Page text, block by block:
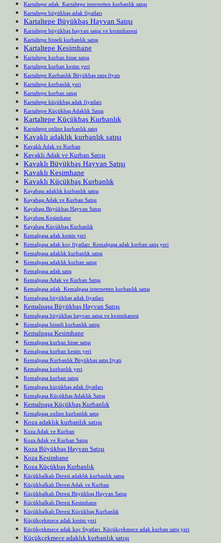
Kartaltepe adak Kartaltepe internetten kurbanlık satışı
Kartaltepe büyükbaş adak fiyatları
Kartaltepe Büyükbaş Hayvan Satışı
Kartaltepe büyükbaş hayvan satışı ve kesimhanesi
Kartaltepe hisseli kurbanlık satışı
Kartaltepe Kesimhane
Kartaltepe kurban hisse satışı
Kartaltepe kurban kesim yeri
Kartaltepe Kurbanlık Büyükbaş satış fiyatı
Kartaltepe kurbanlık yeri
Kartaltepe kurban satışı
Kartaltepe küçükbaş adak fiyatları
Kartaltepe Küçükbaş Adaklık Satışı
Kartaltepe Küçükbaş Kurbanlık
Kartaltepe online kurbanlık satış
Kavaklı adaklık kurbanlık satışı
Kavaklı Adak ve Kurban
Kavaklı Adak ve Kurban Satışı
Kavaklı Büyükbaş Hayvan Satışı
Kavaklı Kesimhane
Kavaklı Küçükbaş Kurbanlık
Kayabaşı adaklık kurbanlık satışı
Kayabaşı Adak ve Kurban Satışı
Kayabaşı Büyükbaş Hayvan Satışı
Kayabaşı Kesimhane
Kayabaşı Küçükbaş Kurbanlık
Kemalpaşa adak kesim yeri
Kemalpaşa adak koç fiyatları Kemalpaşa adak kurban satış yeri
Kemalpaşa adaklık kurbanlık satışı
Kemalpaşa adaklık kurban satışı
Kemalpaşa adak satış
Kemalpaşa Adak ve Kurban Satışı
Kemalpaşa adak Kemalpaşa internetten kurbanlık satışı
Kemalpaşa büyükbaş adak fiyatları
Kemalpaşa Büyükbaş Hayvan Satışı
Kemalpaşa büyükbaş hayvan satışı ve kesimhanesi
Kemalpaşa hisseli kurbanlık satışı
Kemalpaşa Kesimhane
Kemalpaşa kurban hisse satışı
Kemalpaşa kurban kesim yeri
Kemalpaşa Kurbanlık Büyükbaş satış fiyatı
Kemalpaşa kurbanlık yeri
Kemalpaşa kurban satışı
Kemalpaşa küçükbaş adak fiyatları
Kemalpaşa Küçükbaş Adaklık Satışı
Kemalpaşa Küçükbaş Kurbanlık
Kemalpaşa online kurbanlık satış
Koza adaklık kurbanlık satışı
Koza Adak ve Kurban
Koza Adak ve Kurban Satışı
Koza Büyükbaş Hayvan Satışı
Koza Kesimhane
Koza Küçükbaş Kurbanlık
Küçükhalkalı Deresi adaklık kurbanlık satışı
Küçükhalkalı Deresi Adak ve Kurban
Küçükhalkalı Deresi Büyükbaş Hayvan Satışı
Küçükhalkalı Deresi Kesimhane
Küçükhalkalı Deresi Küçükbaş Kurbanlık
Küçükçekmece adak kesim yeri
Küçükçekmece adak koç fiyatları Küçükçekmece adak kurban satış yeri
Küçükçekmece adaklık kurbanlık satışı